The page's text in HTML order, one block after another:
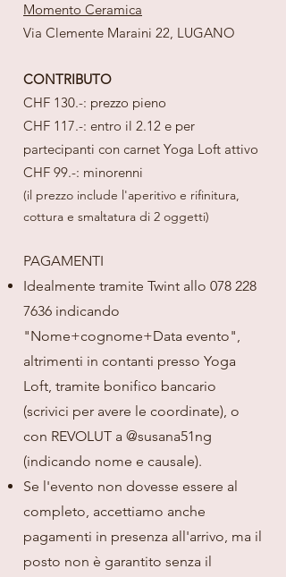
Momento Ceramica
Via Clemente Maraini 22, LUGANO
CONTRIBUTO
CHF 130.-: prezzo pieno
CHF 117.-: entro il 2.12 e per
partecipanti con carnet Yoga Loft attivo
CHF 99.-: minorenni
(il prezzo include l'aperitivo e rifinitura,
cottura e smaltatura di 2 oggetti)
PAGAMENTI
Idealmente tramite Twint allo 078 228
7636 indicando
"Nome+cognome+Data evento",
altrimenti in contanti presso Yoga
Loft, tramite bonifico bancario
(scrivici per avere le coordinate), o
con REVOLUT a @susana51ng
(indicando nome e causale).
Se l'evento non dovesse essere al
completo, accettiamo anche
pagamenti in presenza all'arrivo, ma il
posto non è garantito senza il